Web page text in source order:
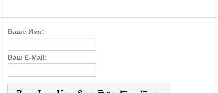
Ваше Имя:
Ваш E-Mail: